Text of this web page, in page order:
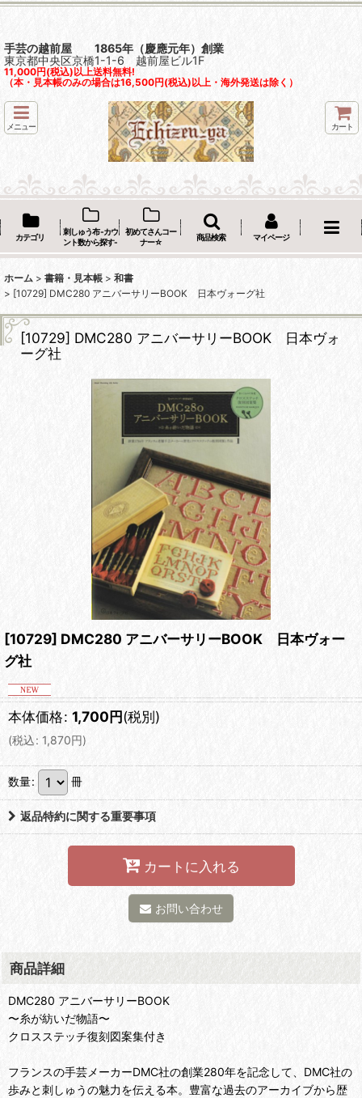
手芸の越前屋 1865年（慶應元年）創業
東京都中央区京橋1-1-6 越前屋ビル1F
11,000円(税込)以上送料無料!
（本・見本帳のみの場合は16,500円(税込)以上・海外発送は除く）
メニュー カート
カテゴリ
刺しゅう布 -カウ
ント数から探す-
初めてさんコー
ナー☆
商品検索 マイページ
ホーム > 書籍・見本帳 > 和書
> [10729] DMC280 アニバーサリーBOOK 日本ヴォーグ社
[10729] DMC280 アニバーサリーBOOK 日本ヴォ
ーグ社
[10729] DMC280 アニバーサリーBOOK 日本ヴォー
グ社
本体価格: 1,700円(税別)
(税込: 1,870円)
数量: 冊
返品特約に関する重要事項
カートに入れる
お問い合わせ
商品詳細
DMC280 アニバーサリーBOOK
〜糸が紡いだ物語〜
クロスステッチ復刻図案集付き
フランスの手芸メーカーDMC社の創業280年を記念して、DMC社の
歩みと刺しゅうの魅力を伝える本。豊富な過去のアーカイブから歴